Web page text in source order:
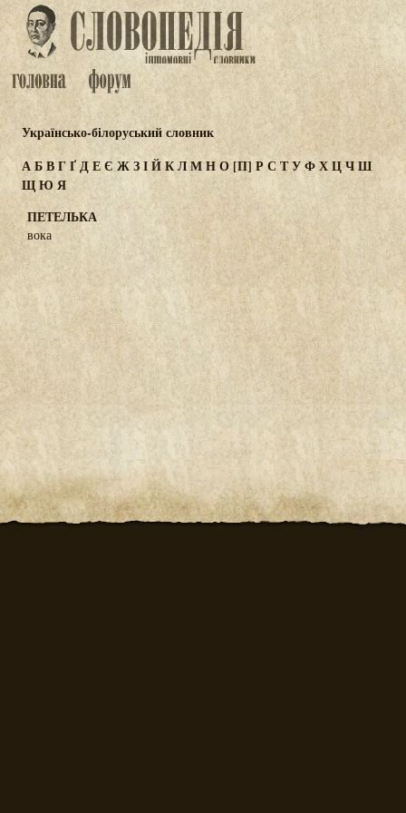
Українсько-білоруський словник
АБВГҐДЕЄ ЖЗІЙКЛМНО[П] Р С ТУФХЦЧШ
ЩЮ Я
ПЕТЕЛЬКА
вока